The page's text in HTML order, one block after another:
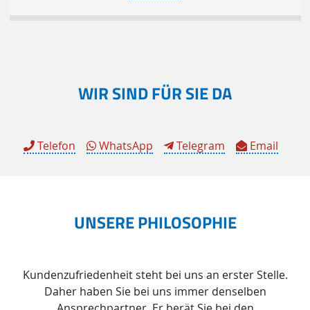
WIR SIND FÜR SIE DA
Telefon WhatsApp Telegram Email
UNSERE PHILOSOPHIE
Kundenzufriedenheit steht bei uns an erster Stelle.
Daher haben Sie bei uns immer denselben